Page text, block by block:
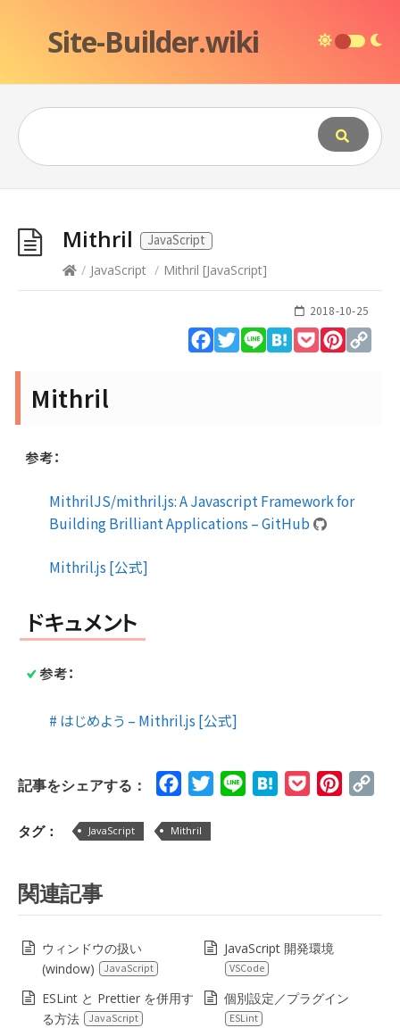
Site-Builder.wiki
Mithril
JavaScript
/ JavaScript / Mithril [JavaScript]
2018-10-25
Facebook
Twitter
Line HatenaPocket
Mithril
参考：
MithrilJS/mithril.js: A Javascript Framework for
Building Brilliant Applications – GitHub
Mithril.js [公式]
ドキュメント
参考：
# はじめよう – Mithril.js [公式]
記事をシェアする： FacebookTwitterLine HatenaPocket
タグ： JavaScript Mithril
関連記事
ウィンドウの扱い
(window)
JavaScript
JavaScript 開発環境
VSCode
ESLint と Prettier を併用す
る方法
JavaScript
個別設定／プラグイン
ESLint